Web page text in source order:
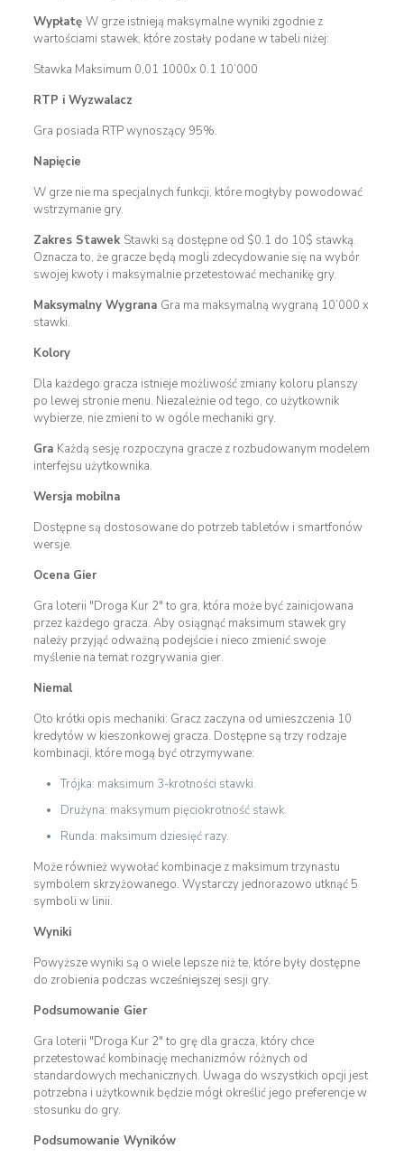
Wypłatę W grze istnieją maksymalne wyniki zgodnie z
wartościami stawek, które zostały podane w tabeli niżej:
Stawka Maksimum 0,01 1000x 0.1 10’000
RTP i Wyzwalacz
Gra posiada RTP wynoszący 95%.
Napięcie
W grze nie ma specjalnych funkcji, które mogłyby powodować
wstrzymanie gry.
Zakres Stawek Stawki są dostępne od $0.1 do 10$ stawką.
Oznacza to, że gracze będą mogli zdecydowanie się na wybór
swojej kwoty i maksymalnie przetestować mechanikę gry.
Maksymalny Wygrana Gra ma maksymalną wygraną 10’000 x
stawki.
Kolory
Dla każdego gracza istnieje możliwość zmiany koloru planszy
po lewej stronie menu. Niezależnie od tego, co użytkownik
wybierze, nie zmieni to w ogóle mechaniki gry.
Gra Każdą sesję rozpoczyna gracze z rozbudowanym modelem
interfejsu użytkownika.
Wersja mobilna
Dostępne są dostosowane do potrzeb tabletów i smartfonów
wersje.
Ocena Gier
Gra loterii "Droga Kur 2" to gra, która może być zainicjowana
przez każdego gracza. Aby osiągnąć maksimum stawek gry
należy przyjąć odważną podejście i nieco zmienić swoje
myślenie na temat rozgrywania gier.
Niemal
Oto krótki opis mechaniki: Gracz zaczyna od umieszczenia 10
kredytów w kieszonkowej gracza. Dostępne są trzy rodzaje
kombinacji, które mogą być otrzymywane:
Trójka: maksimum 3-krotności stawki.
Drużyna: maksymum pięciokrotność stawk.
Runda: maksimum dziesięć razy.
Może również wywołać kombinacje z maksimum trzynastu
symbolem skrzyżowanego. Wystarczy jednorazowo utknąć 5
symboli w linii.
Wyniki
Powyższe wyniki są o wiele lepsze niż te, które były dostępne
do zrobienia podczas wcześniejszej sesji gry.
Podsumowanie Gier
Gra loterii "Droga Kur 2" to grę dla gracza, który chce
przetestować kombinację mechanizmów różnych od
standardowych mechanicznych. Uwaga do wszystkich opcji jest
potrzebna i użytkownik będzie mógł określić jego preferencje w
stosunku do gry.
Podsumowanie Wyników